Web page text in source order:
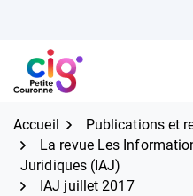
contenu
CIG Petite
Accueil
Publications et
La revue Les
Juridiques (IAJ)
IAJ juillet 2017